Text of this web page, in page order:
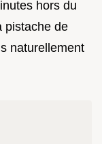
hors du
pistache de
naturellement